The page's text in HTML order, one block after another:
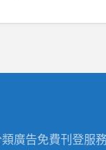
廣告免費刊登服